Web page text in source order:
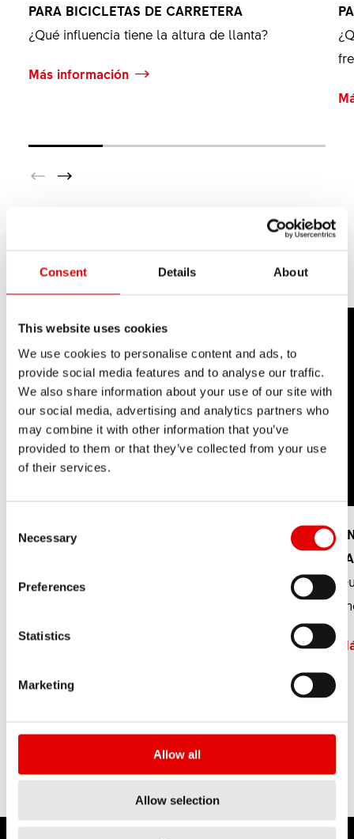
Consent Details About
This website uses cookies
We use cookies to personalise content and ads, to
provide social media features and to analyse our traffic.
We also share information about your use of our site with
our social media, advertising and analytics partners who
may combine it with other information that you’ve
provided to them or that they’ve collected from your use
of their services.
Necessary
Preferences
Statistics
Marketing
Allow all
Allow selection
PARA BICICLETAS DE CARRETERA
¿Qué influencia tiene la altura de llanta?
Más información
MTB
DIÁMETRO DE LA RUEDA
¿Cuáles son las ventajas y desventajas de los
Más información